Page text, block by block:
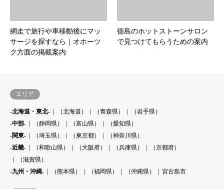
網走で旅行や車移動後にマッ
サージを探すなら｜オホーツ
ク方面の掲載案内
徳島のホットストーンサロン
で見つけてもらうための案内
エリア
-北海道・東北- （北海道） （青森県）
（岩手県）
-中部-
（静岡県） （富山県）
（愛知県）
-関東-
（埼玉県） （東京都）
（神奈川県）
-近畿-
（和歌山県） （大阪府） （兵庫県）
（京都府）
（滋賀県）
-九州・沖縄-
（熊本県） （福岡県） （沖縄県） 宮古島市